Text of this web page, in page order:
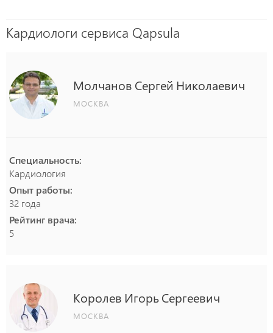
Кардиологи сервиса Qapsula
Молчанов Сергей Николаевич
МОСКВА
Специальность:
Кардиология
Опыт работы:
32 года
Рейтинг врача:
5
Королев ИгорьСергеевич
МОСКВА